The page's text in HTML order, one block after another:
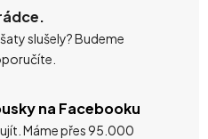
slušely? Budeme
na Facebooku
Máme přes 95.000